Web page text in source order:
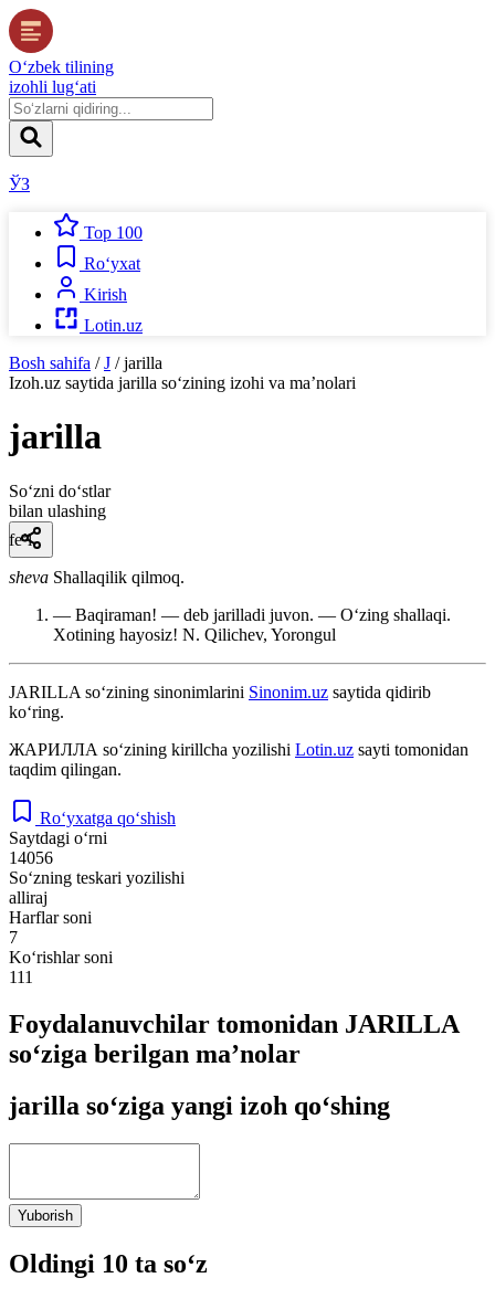
O‘zbek tilining
izohli lug‘ati
ЎЗ
Top 100
Ro‘yxat
Kirish
Lotin.uz
Bosh sahifa / J / jarilla
Izoh.uz saytida jarilla so‘zining izohi va ma’nolari
jarilla
So‘zni do‘stlar
bilan ulashing
fe’l
sheva Shallaqilik qilmoq.
— Baqiraman! — deb jarilladi juvon. — Oʻzing shallaqi.
Xotining hayosiz! N. Qilichev, Yorongul
JARILLA so‘zining sinonimlarini Sinonim.uz saytida qidirib
ko‘ring.
ЖАРИЛЛА so‘zining kirillcha yozilishi Lotin.uz sayti tomonidan
taqdim qilingan.
Ro‘yxatga qo‘shish
Saytdagi o‘rni
14056
So‘zning teskari yozilishi
alliraj
Harflar soni
7
Ko‘rishlar soni
111
Foydalanuvchilar tomonidan JARILLA
so‘ziga berilgan ma’nolar
jarilla so‘ziga yangi izoh qo‘shing
Yuborish
Oldingi 10 ta so‘z